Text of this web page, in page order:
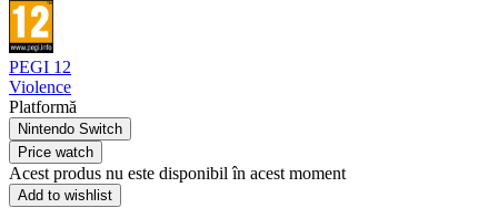
PEGI 12
Violence
Platformă
Nintendo Switch
Price watch
Acest produs nu este disponibil în acest moment
Add to wishlist